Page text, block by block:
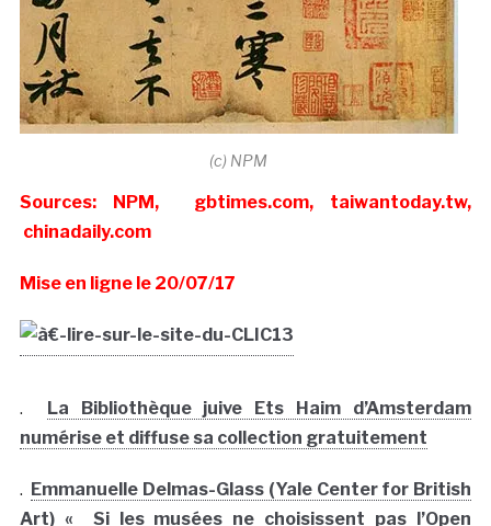
(c) NPM
Sources: NPM, gbtimes.com, taiwantoday.tw,
chinadaily.com
Mise en ligne le 20/07/17
. La Bibliothèque juive Ets Haim d’Amsterdam
numérise et diffuse sa collection gratuitement
. Emmanuelle Delmas-Glass (Yale Center for British
Art) « Si les musées ne choisissent pas l’Open